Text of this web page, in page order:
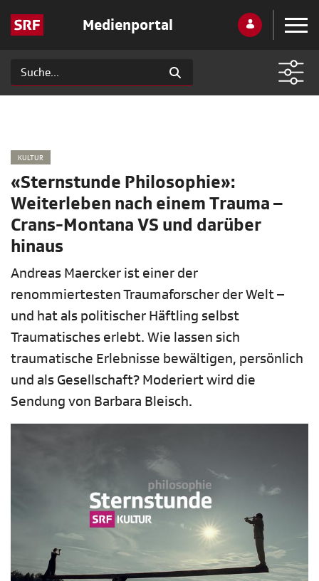
Medienportal
KULTUR
«Sternstunde Philosophie»:
Weiterleben nach einem Trauma –
Crans-Montana VS und darüber
hinaus
Andreas Maercker ist einer der
renommiertesten Traumaforscher der Welt –
und hat als politischer Häftling selbst
Traumatisches erlebt. Wie lassen sich
traumatische Erlebnisse bewältigen, persönlich
und als Gesellschaft? Moderiert wird die
Sendung von Barbara Bleisch.